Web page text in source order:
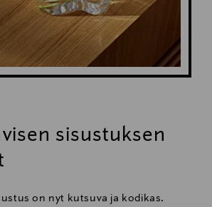
sisustuksen
on nyt kutsuva ja kodikas.